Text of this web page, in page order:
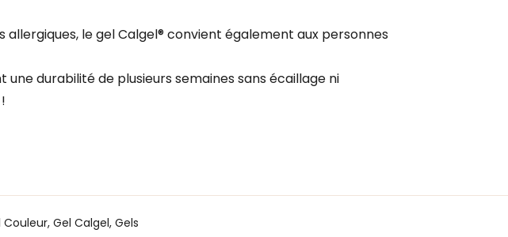
le gel Calgel® convient également aux personnes
une durabilité de plusieurs semaines sans écaillage ni
Couleur, Gel Calgel, Gels